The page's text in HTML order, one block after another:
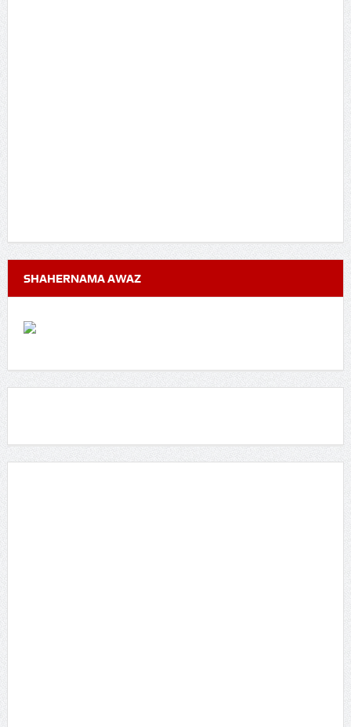
SHAHERNAMA AWAZ